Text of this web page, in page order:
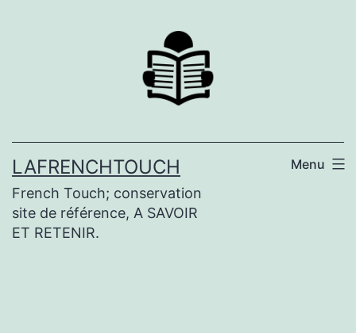
LAFRENCHTOUCH
French Touch; conservation
site de référence, A SAVOIR
ET RETENIR.
Menu